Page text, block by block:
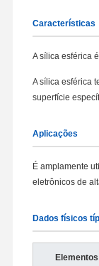
Características
A sílica esférica
A sílica esférica
superfície
Aplicações
É amplamente
eletrônicos de
Dados físicos